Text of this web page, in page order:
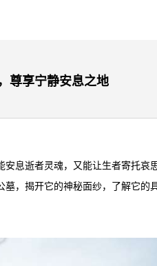
尊享宁静安息之地
息逝者灵魂，又能让生者寄托哀
墓，揭开它的神秘面纱，了解它的